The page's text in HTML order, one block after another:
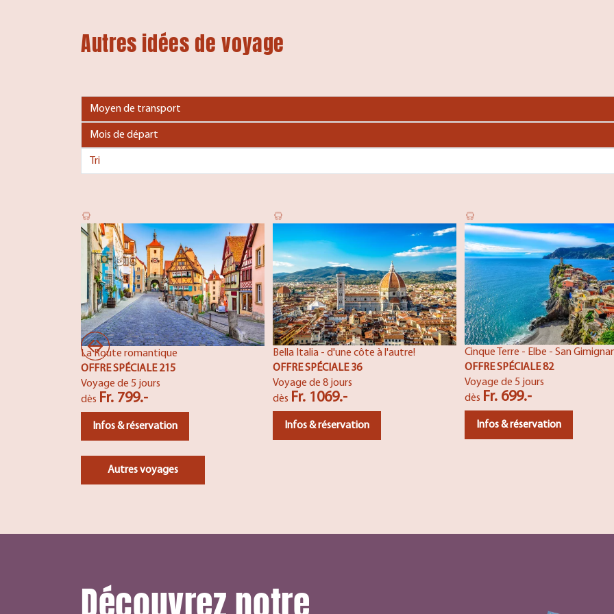
Autres idées de voyage
La Route romantique
OFFRE SPÉCIALE 215
Voyage de 5 jours
dès Fr. 799.-
Infos & réservation
Bella Italia - d'une côte à l'autre!
OFFRE SPÉCIALE 36
Voyage de 8 jours
dès Fr. 1069.-
Infos & réservation
Cinque Terre - Elbe - San
OFFRE SPÉCIALE 82
Voyage de 5 jours
dès Fr. 699.-
Infos & réservation
Autres voyages
Découvrez notre